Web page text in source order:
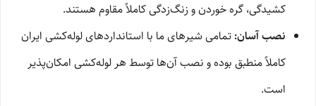
کشیدگی، گره خوردن و زنگ‌زدگی کاملاً مقاوم هستند.
نصب آسان: تمامی شیرهای ما با استانداردهای لوله‌کشی ایران
کاملاً منطبق بوده و نصب آن‌ها توسط هر لوله‌کشی امکان‌پذیر
است.